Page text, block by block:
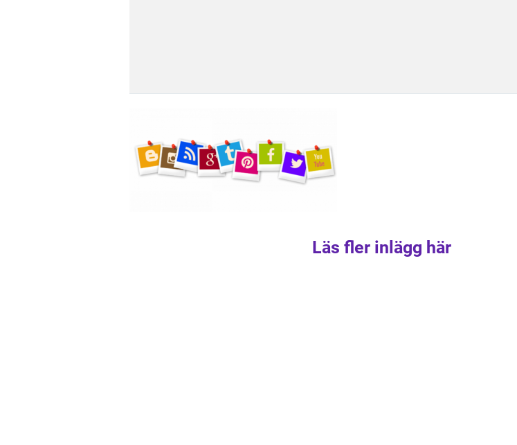
Läs fler inlägg här